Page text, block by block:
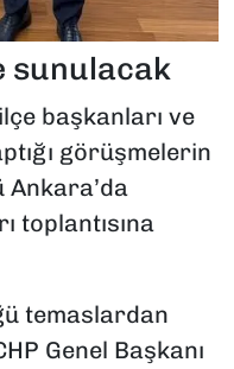
sunulacak
başkanları ve
görüşmelerin
Ankara’da
toplantısına
temaslardan
Genel Başkanı